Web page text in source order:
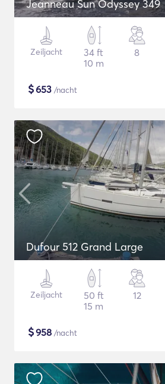
Jeanneau Sun Odyssey 349
Zeiljacht
34 ft
10 m
8
$653 /nacht
Dufour 512 Grand Large
Zeiljacht
50 ft
15 m
12
$958 /nacht